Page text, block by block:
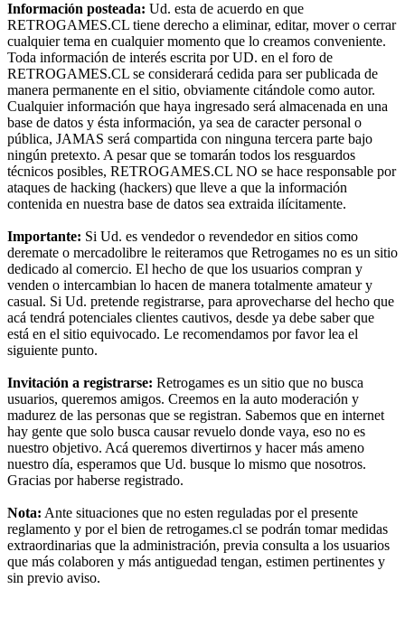
Información posteada: Ud. esta de acuerdo en que
RETROGAMES.CL tiene derecho a eliminar, editar, mover o cerrar
cualquier tema en cualquier momento que lo creamos conveniente.
Toda información de interés escrita por UD. en el foro de
RETROGAMES.CL se considerará cedida para ser publicada de
manera permanente en el sitio, obviamente citándole como autor.
Cualquier información que haya ingresado será almacenada en una
base de datos y ésta información, ya sea de caracter personal o
pública, JAMAS será compartida con ninguna tercera parte bajo
ningún pretexto. A pesar que se tomarán todos los resguardos
técnicos posibles, RETROGAMES.CL NO se hace responsable por
ataques de hacking (hackers) que lleve a que la información
contenida en nuestra base de datos sea extraida ilícitamente.
Importante: Si Ud. es vendedor o revendedor en sitios como
deremate o mercadolibre le reiteramos que Retrogames no es un sitio
dedicado al comercio. El hecho de que los usuarios compran y
venden o intercambian lo hacen de manera totalmente amateur y
casual. Si Ud. pretende registrarse, para aprovecharse del hecho que
acá tendrá potenciales clientes cautivos, desde ya debe saber que
está en el sitio equivocado. Le recomendamos por favor lea el
siguiente punto.
Invitación a registrarse: Retrogames es un sitio que no busca
usuarios, queremos amigos. Creemos en la auto moderación y
madurez de las personas que se registran. Sabemos que en internet
hay gente que solo busca causar revuelo donde vaya, eso no es
nuestro objetivo. Acá queremos divertirnos y hacer más ameno
nuestro día, esperamos que Ud. busque lo mismo que nosotros.
Gracias por haberse registrado.
Nota: Ante situaciones que no esten reguladas por el presente
reglamento y por el bien de retrogames.cl se podrán tomar medidas
extraordinarias que la administración, previa consulta a los usuarios
que más colaboren y más antiguedad tengan, estimen pertinentes y
sin previo aviso.